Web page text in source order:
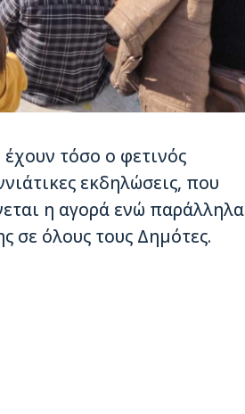
τόσο ο φετινός
εκδηλώσεις, που
η αγορά ενώ παράλληλα
σε όλους τους Δημότες.